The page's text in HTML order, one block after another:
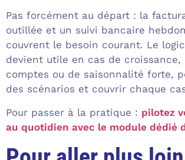
Pas forcément au départ : la
outillée et un suivi bancaire
couvrent le besoin courant. Le
devient utile en cas de
comptes ou de saisonnalité forte,
des scénarios et couvrir chaque
Pour passer à la pratique : pilotez
au quotidien avec le module dédié